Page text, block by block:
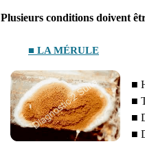
Plusieurs conditions doivent
■ LA MÉRULE
■
■
■
■